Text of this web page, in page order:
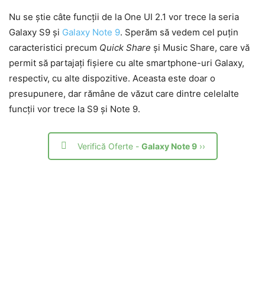
Nu se știe câte funcții de la One UI 2.1 vor trece la seria
Galaxy S9 și Galaxy Note 9. Sperăm să vedem cel puțin
caracteristici precum Quick Share și Music Share, care vă
permit să partajați fișiere cu alte smartphone-uri Galaxy,
respectiv, cu alte dispozitive. Aceasta este doar o
presupunere, dar rămâne de văzut care dintre celelalte
funcții vor trece la S9 și Note 9.
Verifică Oferte - Galaxy Note 9››